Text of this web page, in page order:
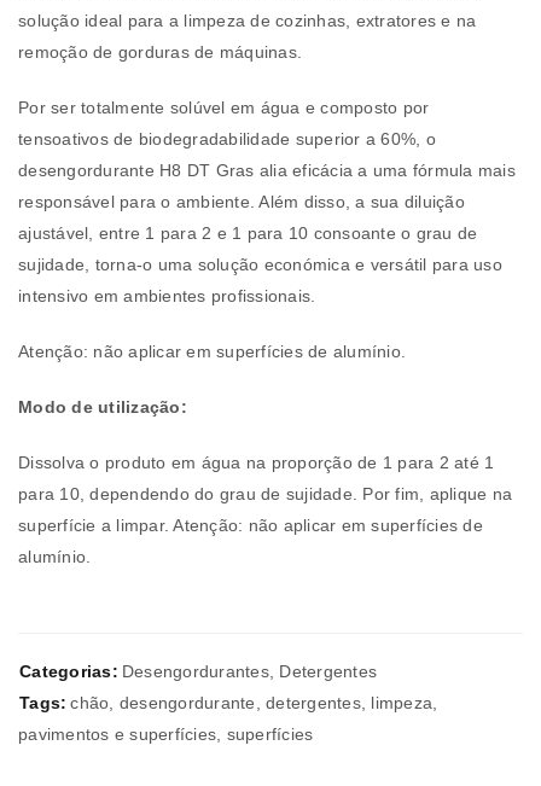
solução ideal para a limpeza de cozinhas, extratores e na
remoção de gorduras de máquinas.
Por ser totalmente solúvel em água e composto por
tensoativos de biodegradabilidade superior a 60%, o
desengordurante H8 DT Gras alia eficácia a uma fórmula mais
responsável para o ambiente. Além disso, a sua diluição
ajustável, entre 1 para 2 e 1 para 10 consoante o grau de
sujidade, torna-o uma solução económica e versátil para uso
intensivo em ambientes profissionais.
Atenção: não aplicar em superfícies de alumínio.
Modo de utilização:
Dissolva o produto em água na proporção de 1 para 2 até 1
para 10, dependendo do grau de sujidade. Por fim, aplique na
superfície a limpar. Atenção: não aplicar em superfícies de
alumínio.
Categorias: Desengordurantes, Detergentes
Tags: chão desengordurante detergentes, limpeza
pavimentos e superfícies superfícies